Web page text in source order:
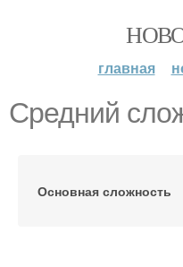
главная
Средний
Основная сложность